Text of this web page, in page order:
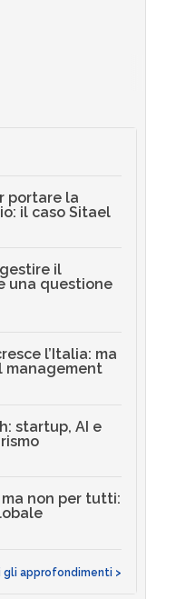
portare la
il caso Sitael
il
una questione
l’Italia: ma
management
startup, AI e
ma non per tutti:
approfondimenti >